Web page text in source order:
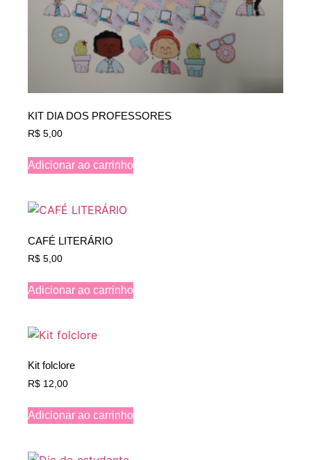
KIT DIA DOS PROFESSORES
R$ 5,00
Adicionar ao carrinho
CAFÉ LITERÁRIO
R$ 5,00
Adicionar ao carrinho
Kit folclore
R$ 12,00
Adicionar ao carrinho